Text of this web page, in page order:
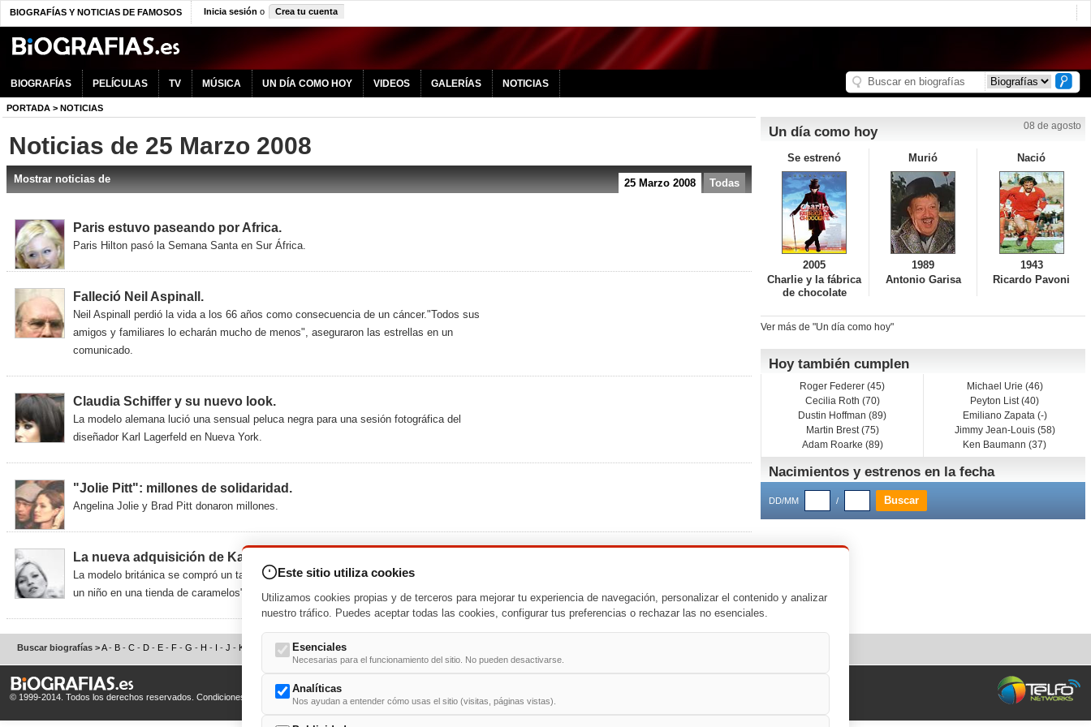
BIOGRAFÍAS Y NOTICIAS DE FAMOSOS Inicia sesión o Crea tu cuenta
BIOGRAFÍAS PELÍCULAS TV MÚSICA UN DÍA COMO HOY VIDEOS GALERÍAS NOTICIAS
PORTADA > NOTICIAS
Noticias de 25 Marzo 2008
Mostrar noticias de Todas
25 Marzo 2008
Paris estuvo paseando por Africa.
Paris Hilton pasó la Semana Santa en Sur África.
Falleció Neil Aspinall.
Neil Aspinall perdió la vida a los 66 años como consecuencia de un cáncer."Todos sus
amigos y familiares lo echarán mucho de menos", aseguraron las estrellas en un
comunicado.
Claudia Schiffer y su nuevo look.
La modelo alemana lució una sensual peluca negra para una sesión fotográfica del
diseñador Karl Lagerfeld en Nueva York.
"Jolie Pitt": millones de solidaridad.
Angelina Jolie y Brad Pitt donaron millones.
La nueva adquisición de Kate Moss.
La modelo británica se compró un taxi negro por el que pagó u$s70 mil. "Disfrutó como
un niño en una tienda de caramelos", contó una testigo.
Un día como hoy 08 de agosto
Se estrenó
2005
Charlie y la fábrica
de chocolate
Murió
1989
Antonio Garisa
Nació
1943
Ricardo Pavoni
Ver más de "Un día como hoy"
Hoy también cumplen
Roger Federer (45)
Cecilia Roth (70)
Dustin Hoffman (89)
Martin Brest (75)
Adam Roarke (89)
Michael Urie (46)
Peyton List (40)
Emiliano Zapata (-)
Jimmy Jean-Louis (58)
Ken Baumann (37)
Nacimientos y estrenos en la fecha
DD/MM /
Buscar biografías >A- B - C - D - E - F - G - H - I - J - K N -O-P-Q -R
© 1999-2014. Todos los derechos reservados. Condiciones de uso yPolítica de Privacidad
Este sitio utiliza cookies
Utilizamos cookies propias y de terceros para mejorar tu experiencia de navegación, personalizar el contenido y analizar
nuestro tráfico. Puedes aceptar todas las cookies, configurar tus preferencias o rechazar las no esenciales.
Esenciales
Necesarias para el funcionamiento del sitio. No pueden desactivarse.
Analíticas
Nos ayudan a entender cómo usas el sitio (visitas, páginas vistas).